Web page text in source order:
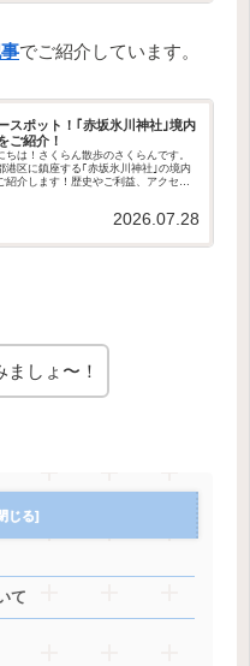
でご紹介しています。
スポット！｢赤坂氷川神社｣境内
ご紹介！
ちは！さくらん散歩のさくらんです。
港区に鎮座する｢赤坂氷川神社｣の境内
紹介します！歴史やご利益、アクセス
2026.07.28
しょ〜！
て